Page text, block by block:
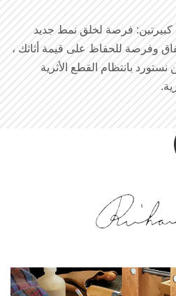
كبيرتين: فرصة لخلق نمط جديد
وفرصة للحفاظ على قيمة أثاثك ،
بانتظام القطع الأثرية